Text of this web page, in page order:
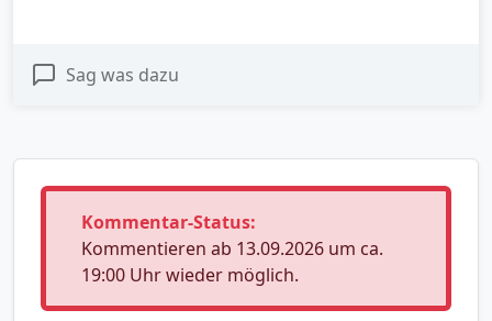
Sag was dazu
Kommentar-Status:
Kommentieren ab 13.09.2026 um ca.
19:00 Uhr wieder möglich.